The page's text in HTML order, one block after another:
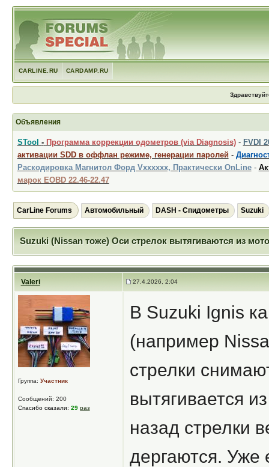
CARLINE.RU CARDAMP.RU
Объявления
STool - Программа коррекции одометров (via Diagnosis)- FVDI
активации SDD в оффлан режиме, генерации паролей -
Раскодировка Магнитол Форд Vxxxxxx, Практически OnLine-
марок EOBD 22.46-22.47
CarLine Forums Автомобильный DASH - Спидометры Suzuki
Suzuki (Nissan тоже) Оси стрелок вытягиваются из
Valeri 27.4.2026, 2:04
Группа: Участник
Сообщений: 200
Спасибо сказали: 29 раз
В Suzuki Ignis
(например
стрелки
вытягивается
назад стрелки
дергаются. Уже